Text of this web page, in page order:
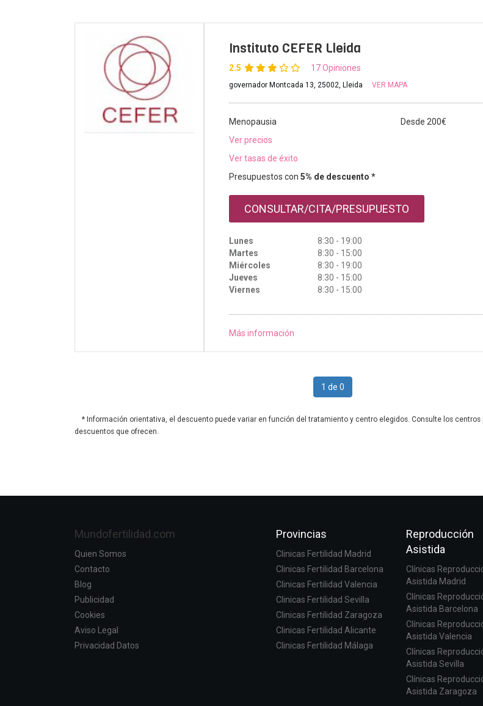
Instituto CEFER Lleida
2.5 17 Opiniones
governador Montcada 13, 25002, Lleida VER MAPA
Menopausia
Desde 200€
Ver precios
Ver tasas de éxito
Presupuestos con 5% de descuento *
CONSULTAR/CITA/PRESUPUESTO
Lunes
8:30 - 19:00
Martes
8:30 - 15:00
Miércoles
8:30 - 19:00
Jueves
8:30 - 15:00
Viernes
8:30 - 15:00
Más información
1 de 0
* Información orientativa, el descuento puede variar en función del tratamiento y centro elegidos. Consulte los centros
descuentos que ofrecen.
Mundofertilidad.com
Quien Somos
Contacto
Blog
Publicidad
Cookies
Aviso Legal
Privacidad Datos
Provincias
Clinicas Fertilidad Madrid
Clinicas Fertilidad Barcelona
Clinicas Fertilidad Valencia
Clinicas Fertilidad Sevilla
Clinicas Fertilidad Zaragoza
Clinicas Fertilidad Alicante
Clinicas Fertilidad Málaga
Reproducción
Asistida
Clínicas
Asistida Madrid
Clínicas
Asistida Barcelona
Clínicas
Asistida Valencia
Clínicas
Asistida Sevilla
Clínicas
Asistida Zaragoza